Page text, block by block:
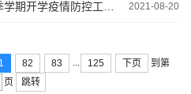
2021-08-20
82 83 ... 125 下页
到第
页
跳转